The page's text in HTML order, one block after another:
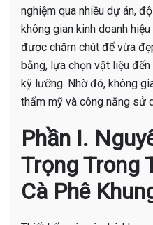
nghiệm qua nhiều dự án,
không gian kinh doanh
được chăm chút để vừa
bằng, lựa chọn vật liệu
kỹ lưỡng. Nhờ đó, không
thẩm mỹ và công năng sử
Phần I.
Trọng Trong
Cà Phê